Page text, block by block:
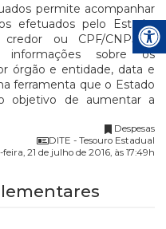
permite acompanhar
efetuados pelo Estado.
ou CPF/CNPJ e
sobre os
órgão e entidade, data e
ferramenta que o Estado
objetivo de aumentar a
Despesas
DITE - Tesouro Estadual
21 de julho de 2016, às 17:49h